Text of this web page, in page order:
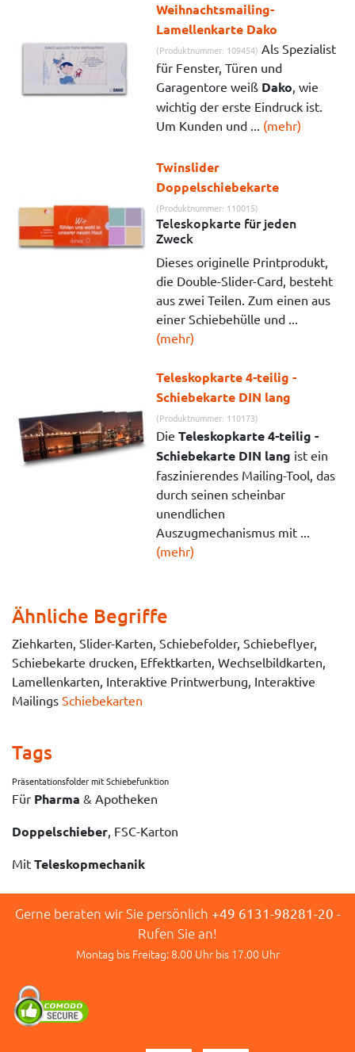
Weihnachtsmailing-
Lamellenkarte Dako
(Produktnummer: 109454) Als Spezialist
für Fenster, Türen und
Garagentore weiß Dako, wie
wichtig der erste Eindruck ist.
Um Kunden und ... (mehr)
Twinslider
Doppelschiebekarte
(Produktnummer: 110015)
Teleskopkarte für jeden
Zweck
Dieses originelle Printprodukt,
die Double-Slider-Card, besteht
aus zwei Teilen. Zum einen aus
einer Schiebehülle und ...
(mehr)
Teleskopkarte 4-teilig -
Schiebekarte DIN lang
(Produktnummer: 110173)
DieTeleskopkarte 4-teilig -
Schiebekarte DIN lang ist ein
faszinierendes Mailing-Tool, das
durch seinen scheinbar
unendlichen
Auszugmechanismus mit ...
(mehr)
Ähnliche Begriffe
Ziehkarten, Slider-Karten, Schiebefolder, Schiebeflyer,
Schiebekarte drucken, Effektkarten, Wechselbildkarten,
Lamellenkarten, Interaktive Printwerbung, Interaktive
Mailings Schiebekarten
Tags
Präsentationsfolder mit Schiebefunktion
Für Pharma & Apotheken
Doppelschieber, FSC-Karton
Mit Teleskopmechanik
Gerne beraten wir Sie persönlich +49 6131-98281-20 -
Rufen Sie an!
Montag bis Freitag: 8.00 Uhr bis 17.00 Uhr